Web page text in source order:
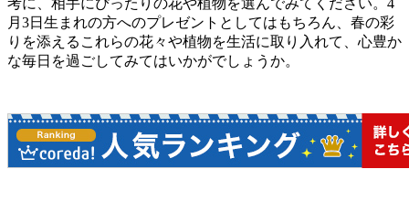
考に、相手にぴったりの花や植物を選んでみてください。4
月3日生まれの方へのプレゼントとしてはもちろん、春の彩
りを添えるこれらの花々や植物を生活に取り入れて、心豊か
な毎日を過ごしてみてはいかがでしょうか。